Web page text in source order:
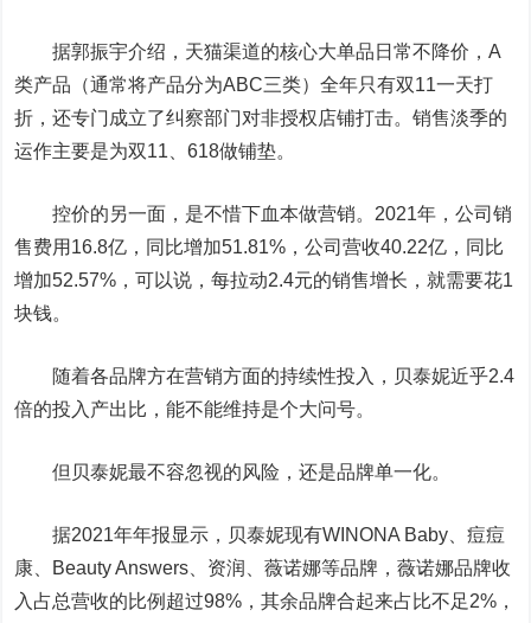
据郭振宇介绍，天猫渠道的核心大单品日常不降价，A
类产品（通常将产品分为ABC三类）全年只有双11一天打
折，还专门成立了纠察部门对非授权店铺打击。销售淡季的
运作主要是为双11、618做铺垫。
控价的另一面，是不惜下血本做营销。2021年，公司销
售费用16.8亿，同比增加51.81%，公司营收40.22亿，同比
增加52.57%，可以说，每拉动2.4元的销售增长，就需要花1
块钱。
随着各品牌方在营销方面的持续性投入，贝泰妮近乎2.4
倍的投入产出比，能不能维持是个大问号。
但贝泰妮最不容忽视的风险，还是品牌单一化。
据2021年年报显示，贝泰妮现有WINONA Baby、痘痘
康、Beauty Answers、资润、薇诺娜等品牌，薇诺娜品牌收
入占总营收的比例超过98%，其余品牌合起来占比不足2%，